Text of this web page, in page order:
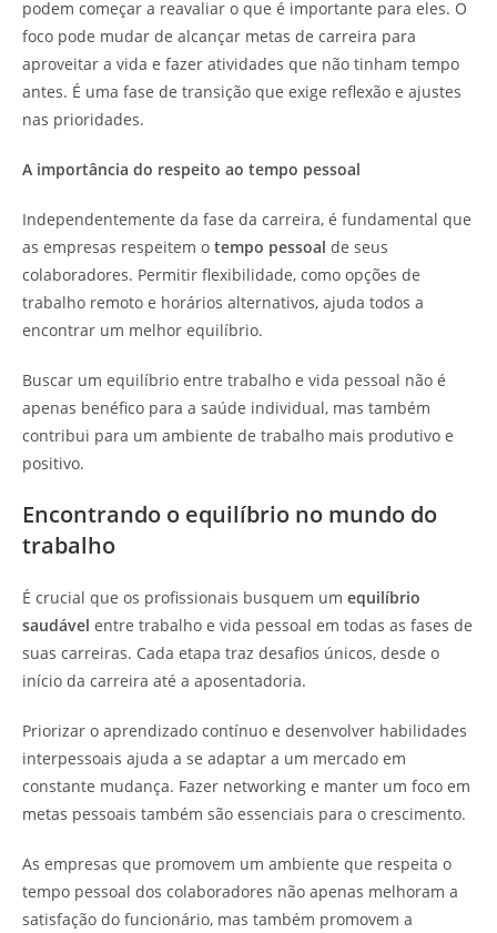
podem começar a reavaliar o que é importante para eles. O
foco pode mudar de alcançar metas de carreira para
aproveitar a vida e fazer atividades que não tinham tempo
antes. É uma fase de transição que exige reflexão e ajustes
nas prioridades.
A importância do respeito ao tempo pessoal
Independentemente da fase da carreira, é fundamental que
as empresas respeitem o tempo pessoal de seus
colaboradores. Permitir flexibilidade, como opções de
trabalho remoto e horários alternativos, ajuda todos a
encontrar um melhor equilíbrio.
Buscar um equilíbrio entre trabalho e vida pessoal não é
apenas benéfico para a saúde individual, mas também
contribui para um ambiente de trabalho mais produtivo e
positivo.
Encontrando o equilíbrio no mundo do
trabalho
É crucial que os profissionais busquem um equilíbrio
saudável entre trabalho e vida pessoal em todas as fases de
suas carreiras. Cada etapa traz desafios únicos, desde o
início da carreira até a aposentadoria.
Priorizar o aprendizado contínuo e desenvolver habilidades
interpessoais ajuda a se adaptar a um mercado em
constante mudança. Fazer networking e manter um foco em
metas pessoais também são essenciais para o crescimento.
As empresas que promovem um ambiente que respeita o
tempo pessoal dos colaboradores não apenas melhoram a
satisfação do funcionário, mas também promovem a